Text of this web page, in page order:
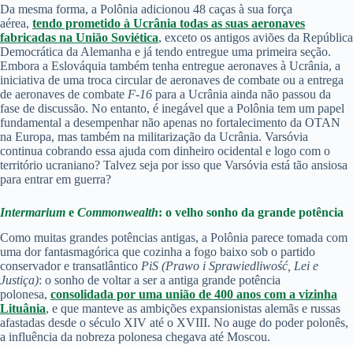
Da mesma forma, a Polônia adicionou 48 caças à sua força
aérea, tendo prometido à Ucrânia todas as suas aeronaves
fabricadas na União Soviética, exceto os antigos aviões da República
Democrática da Alemanha e já tendo entregue uma primeira seção.
Embora a Eslováquia também tenha entregue aeronaves à Ucrânia, a
iniciativa de uma troca circular de aeronaves de combate ou a entrega
de aeronaves de combate F-16 para a Ucrânia ainda não passou da
fase de discussão. No entanto, é inegável que a Polônia tem um papel
fundamental a desempenhar não apenas no fortalecimento da OTAN
na Europa, mas também na militarização da Ucrânia. Varsóvia
continua cobrando essa ajuda com dinheiro ocidental e logo com o
território ucraniano? Talvez seja por isso que Varsóvia está tão ansiosa
para entrar em guerra?
Intermarium e Commonwealth: o velho sonho da grande potência
Como muitas grandes potências antigas, a Polônia parece tomada com
uma dor fantasmagórica que cozinha a fogo baixo sob o partido
conservador e transatlântico PiS (Prawo i Sprawiedliwość, Lei e
Justiça): o sonho de voltar a ser a antiga grande potência
polonesa, consolidada por uma união de 400 anos com a vizinha
Lituânia, e que manteve as ambições expansionistas alemãs e russas
afastadas desde o século XIV até o XVIII. No auge do poder polonês,
a influência da nobreza polonesa chegava até Moscou.